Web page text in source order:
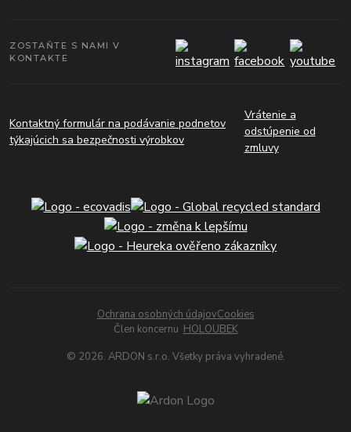
ZOSTAŇTE S NAMI V
KONTAKTE
Kontaktný formulár na podávanie podnetov
týkajúcich sa bezpečnosti výrobkov
Vrátenie a
odstúpenie od
zmluvy
Ochrana osobných údajovCookies
Člen koncernu HOLOUBEK
© 2026. ARDON s.r.o. Všetky práva vyhradené.